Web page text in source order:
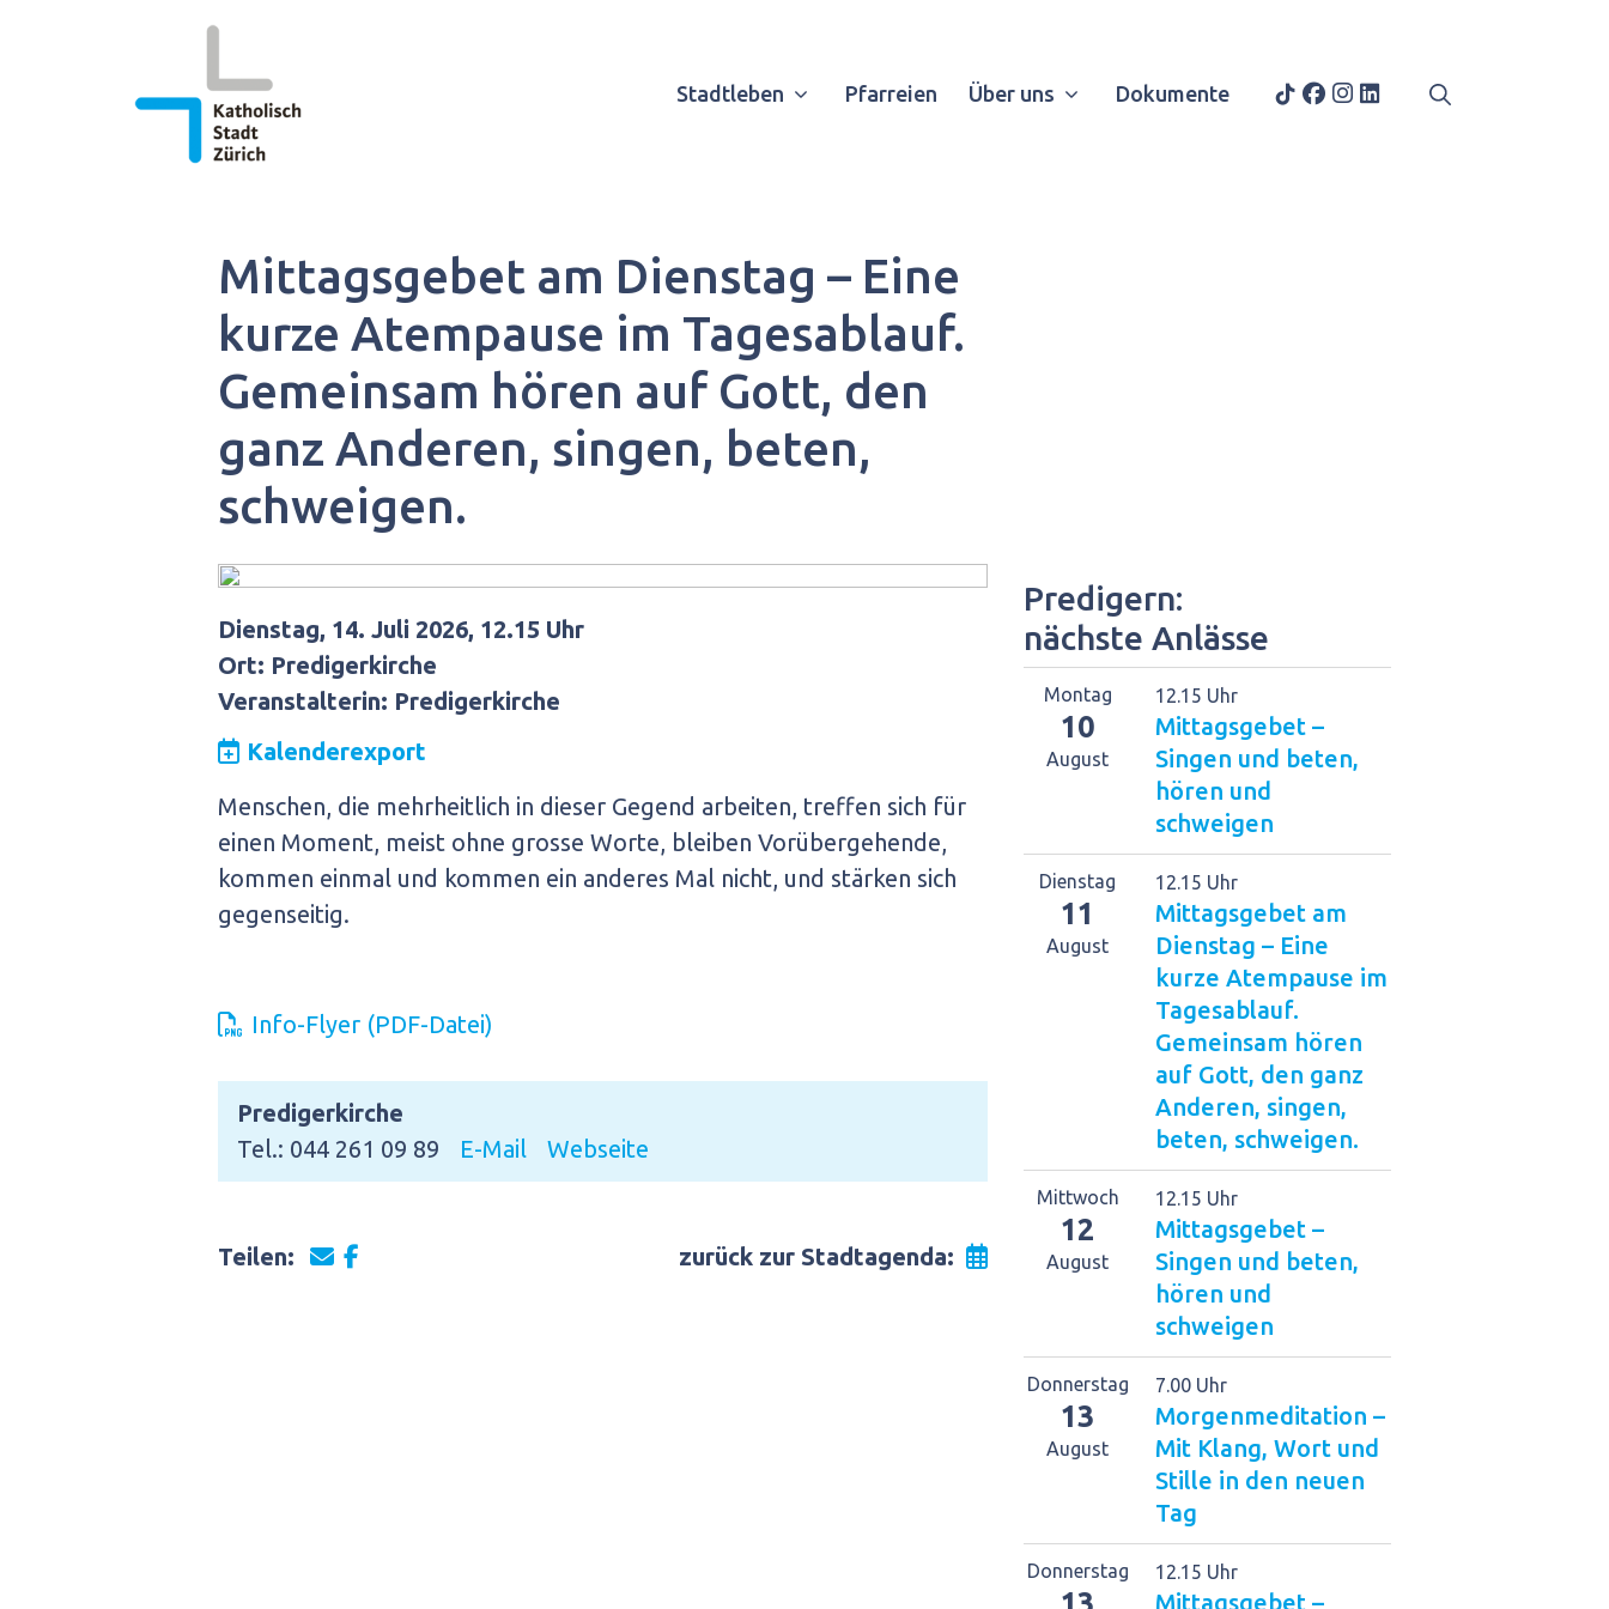
Stadtleben Pfarreien Über uns Dokumente
Mittagsgebet am Dienstag – Eine
kurze Atempause im Tagesablauf.
Gemeinsam hören auf Gott, den
ganz Anderen, singen, beten,
schweigen.
Dienstag, 14. Juli 2026, 12.15 Uhr
Ort: Predigerkirche
Veranstalterin: Predigerkirche
Kalenderexport
Menschen, die mehrheitlich in dieser Gegend arbeiten, treffen sich für
einen Moment, meist ohne grosse Worte, bleiben Vorübergehende,
kommen einmal und kommen ein anderes Mal nicht, und stärken sich
gegenseitig.
Info-Flyer (PDF-Datei)
Predigerkirche
Tel.: 044 261 09 89
E-Mail Webseite
Teilen: zurück zur Stadtagenda:
Predigern:
nächste Anlässe
Montag
10
August
12.15 Uhr
Mittagsgebet –
Singen und beten,
hören und
schweigen
Dienstag
11
August
12.15 Uhr
Mittagsgebet am
Dienstag – Eine
kurze Atempause im
Tagesablauf.
Gemeinsam hören
auf Gott, den ganz
Anderen, singen,
beten, schweigen.
Mittwoch
12
August
12.15 Uhr
Mittagsgebet –
Singen und beten,
hören und
schweigen
Donnerstag
13
August
7.00 Uhr
Morgenmeditation –
Mit Klang, Wort und
Stille in den neuen
Tag
Donnerstag 12.15 Uhr
Mittagsgebet –